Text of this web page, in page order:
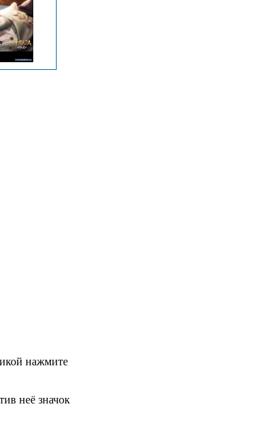
нажмите
неё значок